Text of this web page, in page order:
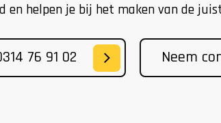
helpen je bij het maken van de
76 91 02 Neem